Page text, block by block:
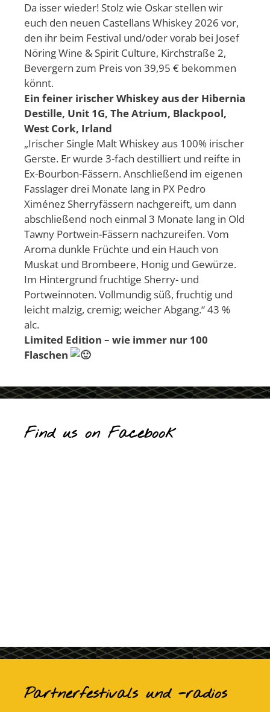
Da isser wieder! Stolz wie Oskar stellen wir
euch den neuen Castellans Whiskey 2026 vor,
den ihr beim Festival und/oder vorab bei Josef
Nöring Wine & Spirit Culture, Kirchstraße 2,
Bevergern zum Preis von 39,95 € bekommen
könnt.
Ein feiner irischer Whiskey aus der Hibernia
Destille, Unit 1G, The Atrium, Blackpool,
West Cork, Irland
„Irischer Single Malt Whiskey aus 100% irischer
Gerste. Er wurde 3-fach destilliert und reifte in
Ex-Bourbon-Fässern. Anschließend im eigenen
Fasslager drei Monate lang in PX Pedro
Ximénez Sherryfässern nachgereift, um dann
abschließend noch einmal 3 Monate lang in Old
Tawny Portwein-Fässern nachzureifen. Vom
Aroma dunkle Früchte und ein Hauch von
Muskat und Brombeere, Honig und Gewürze.
Im Hintergrund fruchtige Sherry- und
Portweinnoten. Vollmundig süß, fruchtig und
leicht malzig, cremig; weicher Abgang.“ 43 %
alc.
Limited Edition – wie immer nur 100
Flaschen
Find us on Facebook
Partnerfestivals und -radios